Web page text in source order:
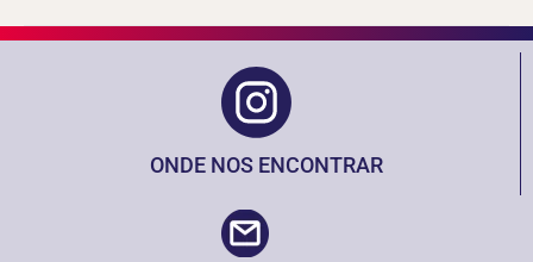
ONDE NOS ENCONTRAR